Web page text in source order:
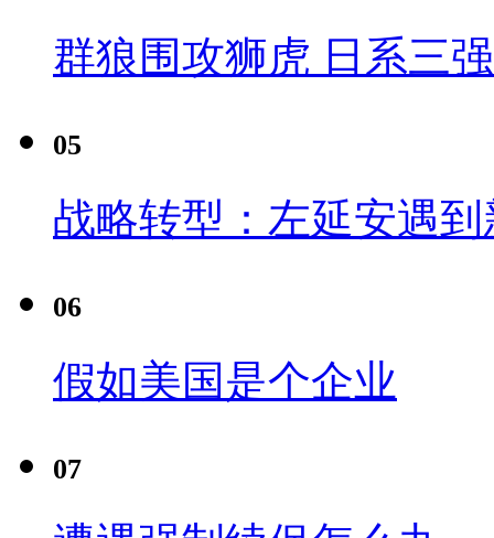
群狼围攻狮虎 日系三
05
战略转型：左延安遇
06
假如美国是个企业
07